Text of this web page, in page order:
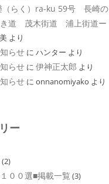
（らく）ra-ku 59号 長崎の
き道 茂木街道 浦上街道ー
より
らせ に ハンター より
らせ に 伊神正太郎 より
らせ に onnanomiyako より
ー
(2)
００選■掲載一覧 (3)